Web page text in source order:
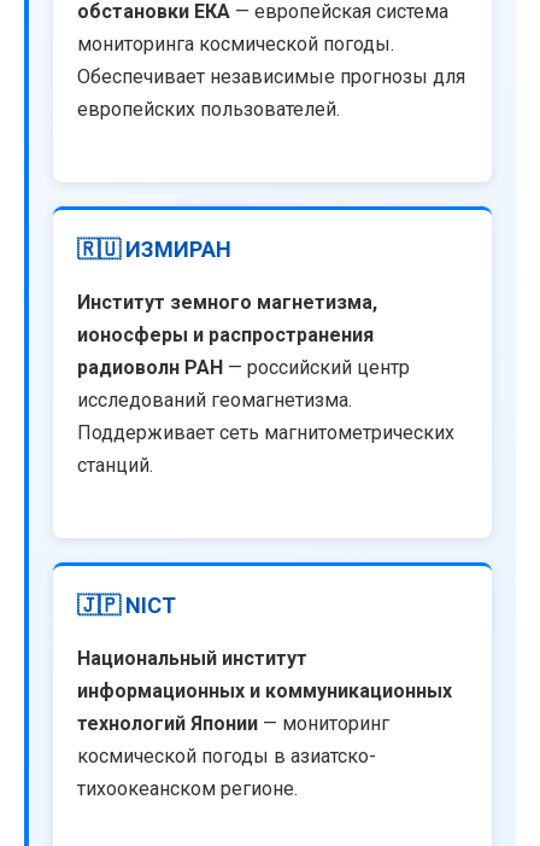
обстановки ЕКА — европейская система
мониторинга космической погоды.
Обеспечивает независимые прогнозы для
европейских пользователей.
🇷🇺 ИЗМИРАН
Институт земного магнетизма,
ионосферы и распространения
радиоволн РАН — российский центр
исследований геомагнетизма.
Поддерживает сеть магнитометрических
станций.
🇯🇵 NICT
Национальный институт
информационных и коммуникационных
технологий Японии — мониторинг
космической погоды в азиатско-
тихоокеанском регионе.